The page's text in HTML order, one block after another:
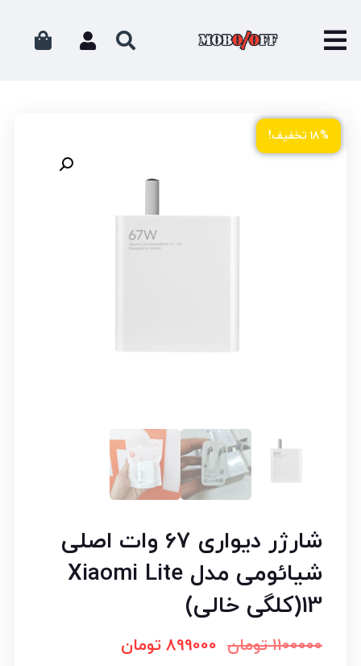
۱۸% تخفیف!
شارژر دیواری 67 وات اصلی
شیائومی مدل Xiaomi Lite
13(کلگی خالی)
1100000 تومان 899000 تومان